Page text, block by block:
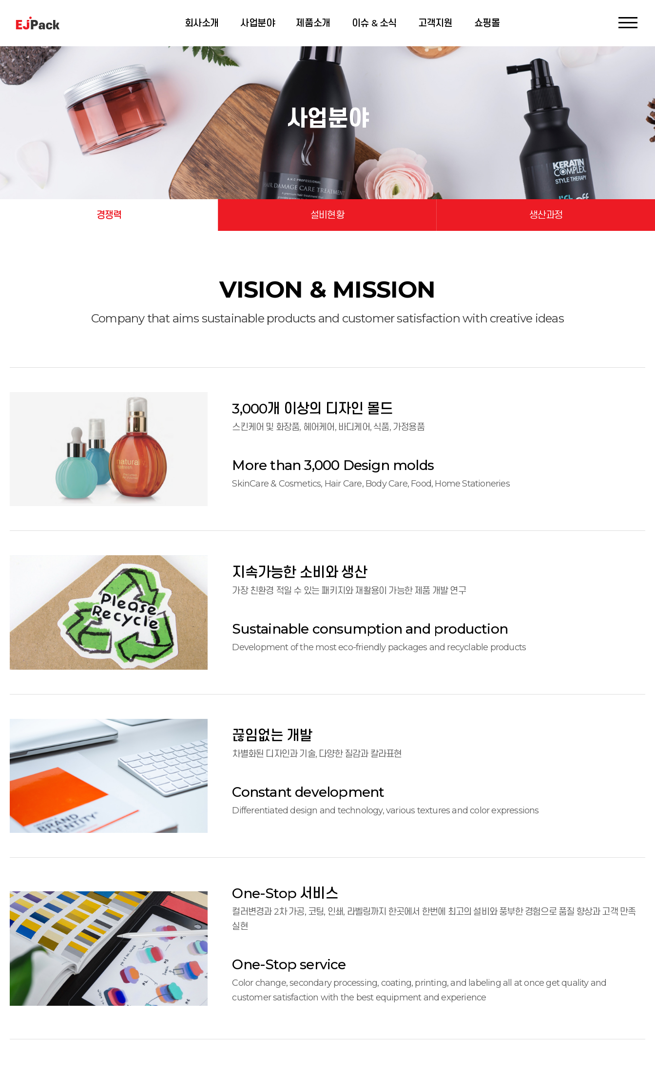
회사소개 사업분야 제품소개 이슈 & 소식 고객지원 쇼핑몰
사업분야
경쟁력 설비현황 생산과정
VISION & MISSION
Company that aims sustainable products and customer satisfaction with creative ideas
3,000개 이상의 디자인 몰드
스킨케어 및 화장품, 헤어케어, 바디케어, 식품, 가정용품
More than 3,000 Design molds
SkinCare & Cosmetics, Hair Care, Body Care, Food, Home Stationeries
지속가능한 소비와 생산
가장 친환경 적일 수 있는 패키지와 재활용이 가능한 제품 개발 연구
Sustainable consumption and production
Development of the most eco-friendly packages and recyclable products
끊임없는 개발
차별화된 디자인과 기술, 다양한 질감과 칼라표현
Constant development
Differentiated design and technology, various textures and color expressions
One-Stop 서비스
컬러변경과 2차 가공, 코팅, 인쇄, 라벨링까지 한곳에서 한번에 최고의 설비와 풍부한 경험으로 품질 향상과 고객 만족
실현
One-Stop service
Color change, secondary processing, coating, printing, and labeling all at once get quality and
customer satisfaction with the best equipment and experience